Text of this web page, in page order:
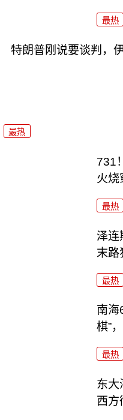
最热
特朗普刚说要谈判，
最热
731
火烧
最热
泽连
末路
最热
南海
棋”
最热
东大
西方